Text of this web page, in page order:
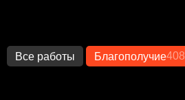
Все работы Благополучие408